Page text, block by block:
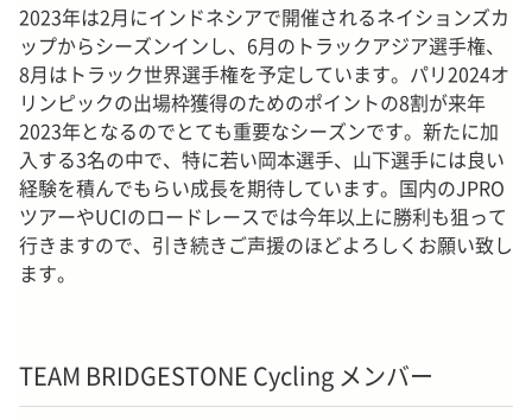
2023年は2月にインドネシアで開催されるネイションズカ
ップからシーズンインし、6月のトラックアジア選手権、
8月はトラック世界選手権を予定しています。パリ2024オ
リンピックの出場枠獲得のためのポイントの8割が来年
2023年となるのでとても重要なシーズンです。新たに加
入する3名の中で、特に若い岡本選手、山下選手には良い
経験を積んでもらい成長を期待しています。国内のJPRO
ツアーやUCIのロードレースでは今年以上に勝利も狙って
行きますので、引き続きご声援のほどよろしくお願い致し
ます。
TEAM BRIDGESTONE Cycling メンバー